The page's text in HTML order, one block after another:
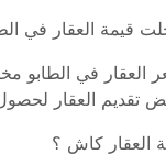
العقار في
العقار في الطابو
تقديم العقار
كاش ؟